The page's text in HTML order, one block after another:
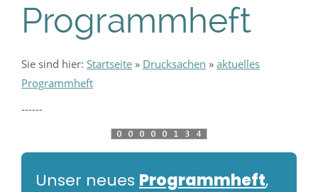
Programmheft
Sie sind hier: Startseite » Drucksachen » aktuelles
Programmheft
------
Unser neues Programmheft,